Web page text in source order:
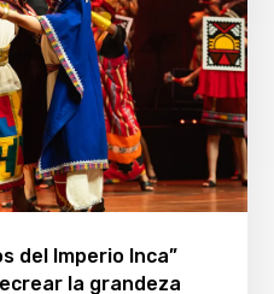
del Imperio Inca”
la grandeza